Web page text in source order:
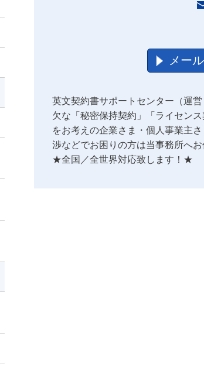
メー
英文契約書サポートセンター（運
欠な「秘密保持契約」「ライセン
をお考えの企業さま・個人事業主
渉などでお困りの方は当事務所へ
★全国／全世界対応致します！★